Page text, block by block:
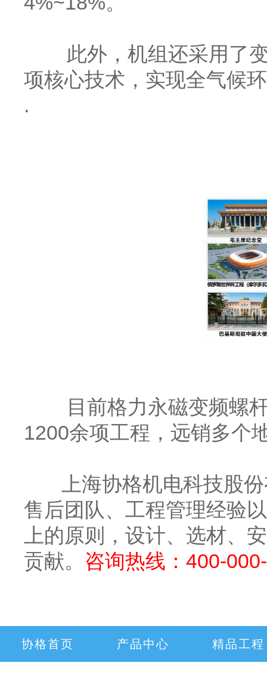
此外，机组还采用了变
项核心技术，实现全气候
.
目前格力永磁变频螺
1200余项工程，远销多个
上海协格机电科技股份
售后团队、工程管理经验
上的原则，设计、选材、
贡献。 咨询热线：400-
协格首页 产品中心 精品工程